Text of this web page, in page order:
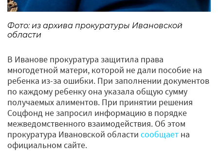
Фото: из архива прокуратуры Ивановской
области
В Иванове прокуратура защитила права
многодетной матери, которой не дали пособие на
ребенка из-за ошибки. При заполнении документов
по каждому ребенку она указала общую сумму
получаемых алиментов. При принятии решения
Соцфонд не запросил информацию в порядке
межведомственного взаимодействия. Об этом
прокуратура Ивановской области сообщает на
официальном сайте.